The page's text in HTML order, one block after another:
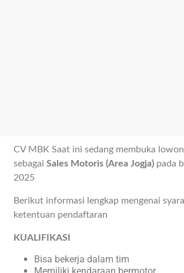
CV MBK Saat ini sedang membuka
sebagaiSales Motoris (Area Jogja) pada
2025
Berikut informasi lengkap mengenai
ketentuan pendaftaran
KUALIFIKASI
Bisa bekerja dalam tim